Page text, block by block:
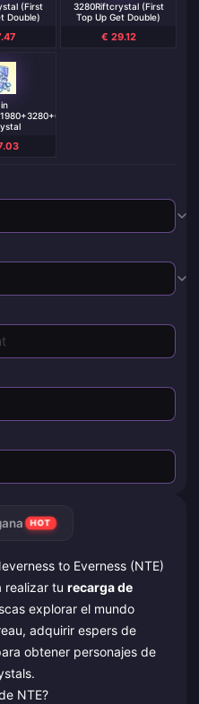
HOT
to Everness (NTE)
realizar tu recarga de
explorar el mundo
adquirir espers de
obtener personajes de
NTE?
(First
Double)
3280Riftcrystal (First
Top Up Get Double)
€ 29.12
）